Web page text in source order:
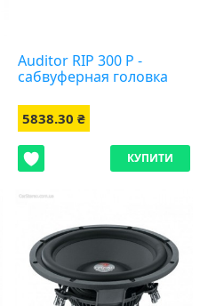
Auditor RIP 300 P -
сабвуферная головка
5838.30 ₴
КУПИТИ